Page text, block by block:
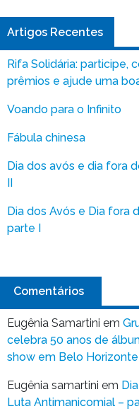
Artigos Recentes
Rifa Solidária: participe,
prêmios e ajude uma
Voando para o Infinito
Fábula chinesa
Dia dos avós e dia fora
II
Dia dos Avós e Dia fora
parte I
Comentários
Eugênia Samartini em
celebra 50 anos de
show em Belo Horizonte
Eugênia samartini em
Luta Antimanicomial –